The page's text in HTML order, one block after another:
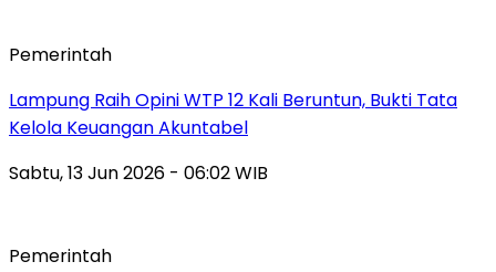
Pemerintah
Lampung Raih Opini WTP 12 Kali Beruntun, Bukti Tata
Kelola Keuangan Akuntabel
Sabtu, 13 Jun 2026 - 06:02 WIB
Pemerintah